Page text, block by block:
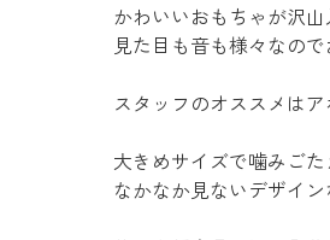
かわいいおもちゃが沢山
見た目も音も様々なの
スタッフのオススメは
大きめサイズで噛みごた
なかなか見ないデザイ